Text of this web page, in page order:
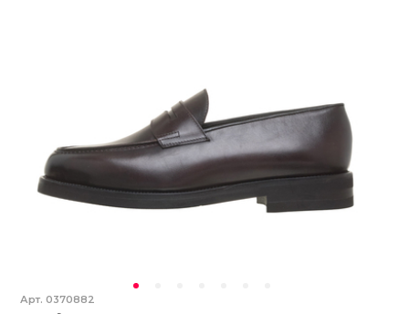
Арт.0370882